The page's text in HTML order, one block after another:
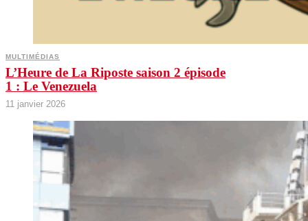
MULTIMÉDIAS
L’Heure de La Riposte saison 2 épisode
1 : Le Venezuela
11 janvier 2026